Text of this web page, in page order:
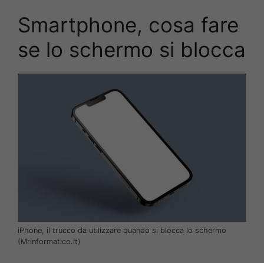
Smartphone, cosa fare
se lo schermo si blocca
iPhone, il trucco da utilizzare quando si blocca lo schermo
(Mrinformatico.it)